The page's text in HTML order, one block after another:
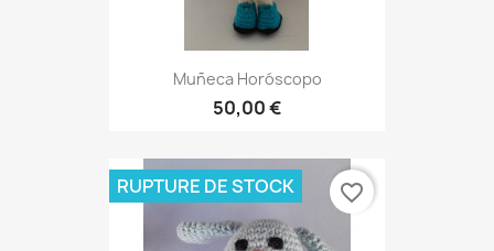
Muñeca Horóscopo
50,00 €
RUPTURE DE STOCK favorite_border